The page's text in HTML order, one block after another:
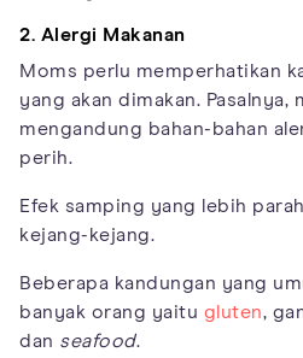
2. Alergi Makanan
Moms perlu memperhatikan
yang akan dimakan. Pasalnya,
mengandung bahan-bahan
perih.
Efek samping yang lebih
kejang-kejang.
Beberapa kandungan yang
banyak orang yaitu gluten,
dan seafood.